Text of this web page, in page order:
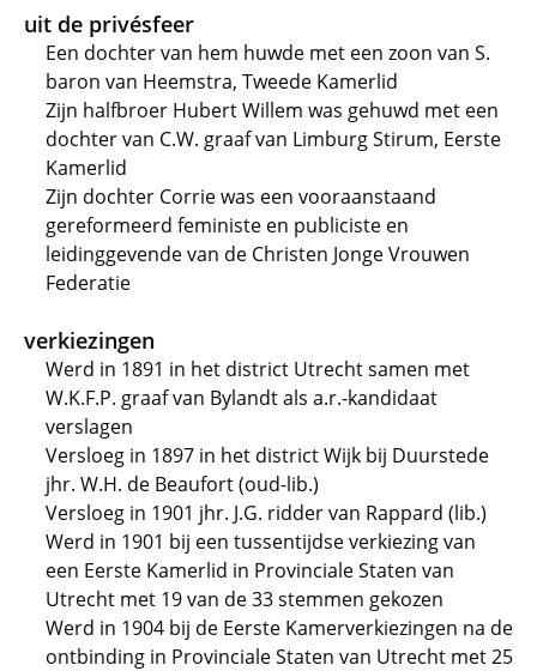
uit de privésfeer
Een dochter van hem huwde met een zoon van S.
baron van Heemstra, Tweede Kamerlid
Zijn halfbroer Hubert Willem was gehuwd met een
dochter van C.W. graaf van Limburg Stirum, Eerste
Kamerlid
Zijn dochter Corrie was een vooraanstaand
gereformeerd feministe en publiciste en
leidinggevende van de Christen Jonge Vrouwen
Federatie
verkiezingen
Werd in 1891 in het district Utrecht samen met
W.K.F.P. graaf van Bylandt als a.r.-kandidaat
verslagen
Versloeg in 1897 in het district Wijk bij Duurstede
jhr. W.H. de Beaufort (oud-lib.)
Versloeg in 1901 jhr. J.G. ridder van Rappard (lib.)
Werd in 1901 bij een tussentijdse verkiezing van
een Eerste Kamerlid in Provinciale Staten van
Utrecht met 19 van de 33 stemmen gekozen
Werd in 1904 bij de Eerste Kamerverkiezingen na de
ontbinding in Provinciale Staten van Utrecht met 25